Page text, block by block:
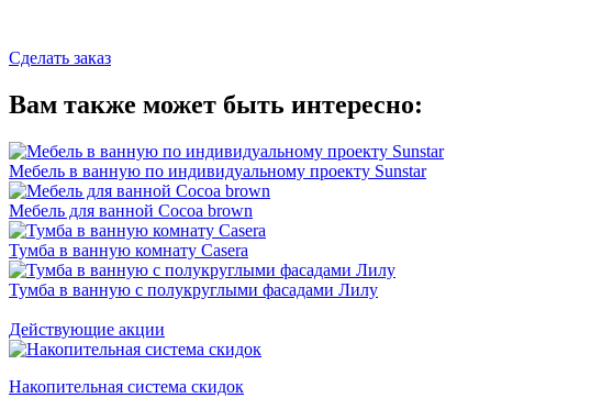
Сделать заказ
Вам также может быть интересно:
Мебель в ванную по индивидуальному проекту Sunstar
Мебель для ванной Cocoa brown
Тумба в ванную комнату Casera
Тумба в ванную c полукруглыми фасадами Лилу
Действующие акции
Накопительная система скидок